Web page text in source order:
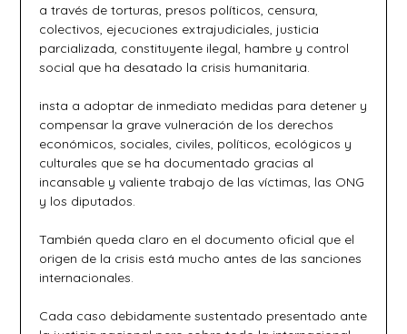
a través de torturas, presos políticos, censura,
colectivos, ejecuciones extrajudiciales, justicia
parcializada, constituyente ilegal, hambre y control
social que ha desatado la crisis humanitaria.
insta a adoptar de inmediato medidas para detener y
compensar la grave vulneración de los derechos
económicos, sociales, civiles, políticos, ecológicos y
culturales que se ha documentado gracias al
incansable y valiente trabajo de las víctimas, las ONG
y los diputados.
También queda claro en el documento oficial que el
origen de la crisis está mucho antes de las sanciones
internacionales.
Cada caso debidamente sustentado presentado ante